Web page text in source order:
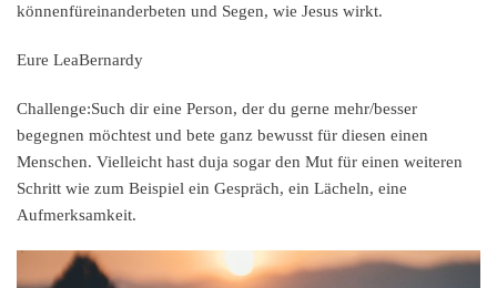
könnenfüreinanderbeten und Segen, wie Jesus wirkt.
Eure LeaBernardy
Challenge:Such dir eine Person, der du gerne mehr/besser
begegnen möchtest und bete ganz bewusst für diesen einen
Menschen. Vielleicht hast duja sogar den Mut für einen weiteren
Schritt wie zum Beispiel ein Gespräch, ein Lächeln, eine
Aufmerksamkeit.